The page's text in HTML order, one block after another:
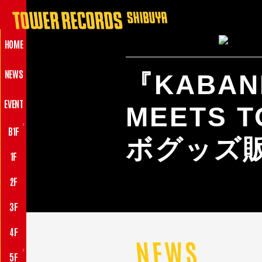
HOME
NEWS
EVENT
B1F
♪
1F
2F
3F
4F
5F
♪
『
MEETS
ボグッズ
NEWS